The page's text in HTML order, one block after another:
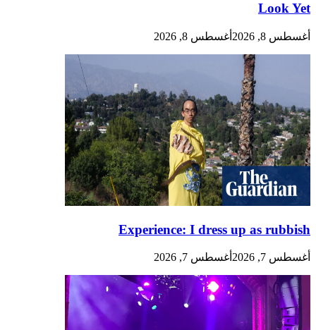
Look Yet
أغسطس 8, 2026 أغسطس 8, 2026
Experience: I dress up as rubbish
أغسطس 7, 2026 أغسطس 7, 2026